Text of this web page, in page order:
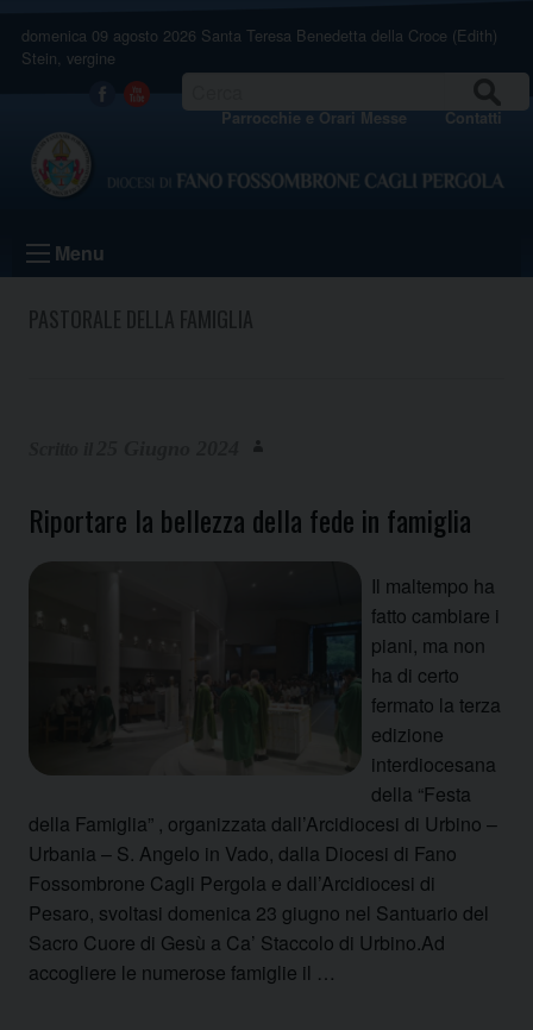
content
domenica 09 agosto 2026 Santa Teresa Benedetta della Croce (Edith)
Stein, vergine
Facebook
Youtube Parrocchie e Orari Messe Contatti
Menu
Riportare la bellezza della fede in famiglia
Il maltempo ha
fatto cambiare i
piani, ma non
ha di certo
fermato la terza
edizione
interdiocesana
della “Festa
della Famiglia” , organizzata dall’Arcidiocesi di Urbino –
Urbania – S. Angelo in Vado, dalla Diocesi di Fano
Fossombrone Cagli Pergola e dall’Arcidiocesi di
Pesaro, svoltasi domenica 23 giugno nel Santuario del
Sacro Cuore di Gesù a Ca’ Staccolo di Urbino.Ad
accogliere le numerose famiglie il …